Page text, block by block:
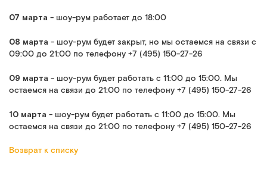
07 марта - шоу-рум работает до 18:00
08 марта - шоу-рум будет закрыт, но мы остаемся на связи с
09:00 до 21:00 по телефону +7 (495) 150-27-26
09 марта - шоу-рум будет работать с 11:00 до 15:00. Мы
остаемся на связи до 21:00 по телефону +7 (495) 150-27-26
10 марта - шоу-рум будет работать с 11:00 до 15:00. Мы
остаемся на связи до 21:00 по телефону +7 (495) 150-27-26
Возврат к списку